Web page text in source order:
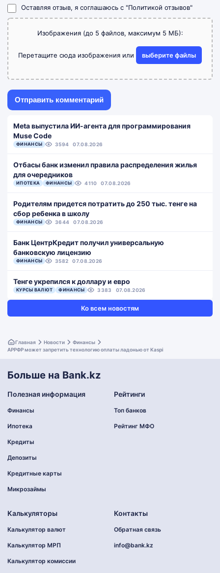
Оставляя отзыв, я соглашаюсь с "Политикой отзывов"
Изображения (до 5 файлов, максимум 5 МБ):
Перетащите сюда изображения или выберите файлы
Meta выпустила ИИ-агента для программирования
Muse Code
ФИНАНСЫ 3594 07.08.2026
Отбасы банк изменил правила распределения жилья
для очередников
ИПОТЕКА ФИНАНСЫ 4110 07.08.2026
Родителям придется потратить до 250 тыс. тенге на
сбор ребенка в школу
ФИНАНСЫ 3644 07.08.2026
Банк ЦентрКредит получил универсальную
банковскую лицензию
ФИНАНСЫ 3582 07.08.2026
Тенге укрепился к доллару и евро
КУРСЫ ВАЛЮТ ФИНАНСЫ 3383 07.08.2026
Ко всем новостям
Главная Новости
Финансы
АРРФР может запретить технологию оплаты ладонью от Kaspi
Больше на Bank.kz
Полезная информация
Финансы
Ипотека
Кредиты
Депозиты
Кредитные карты
Микрозаймы
Рейтинги
Топ банков
Рейтинг МФО
Калькуляторы
Калькулятор валют
Калькулятор МРП
Калькулятор комиссии
Контакты
Обратная связь
info@bank.kz